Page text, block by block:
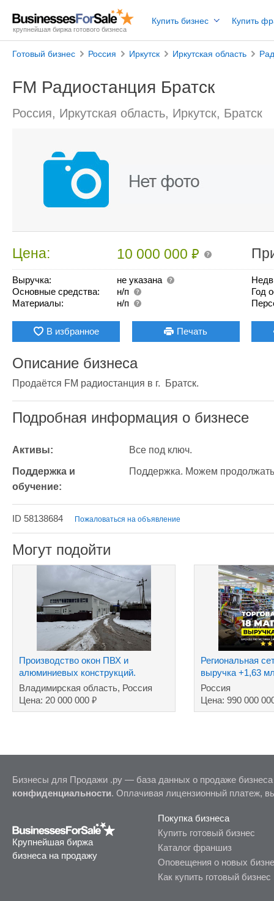
крупнейшая биржа готового бизнеса
Купить бизнес Купить
Готовый бизнес Россия Иркутск Иркутская область
FM Радиостанция Братск
Россия, Иркутская область, Иркутск, Братск
Цена: 10 000 000₽
Выручка:
не указана
Основные средства:
н/п
Материалы:
н/п
Год
В избранное Печать
Описание бизнеса
Продаётся FM радиостанция в г.  Братск.
Подробная информация о бизнесе
Активы: Все под ключ.
Поддержка и
обучение:
Поддержка. Можем
ID 58138684 Пожаловаться на объявление
Могут подойти
Производство окон ПВХ и
алюминиевых конструкций.
Владимирская область, Россия
Цена: 20 000 000 ₽
Региональная
выручка +1,63
Россия
Цена: 990 000
Бизнесы для Продажи .ру — база данных о продаже
конфиденциальности. Оплачивая лицензионный платеж,
Крупнейшая биржа
бизнеса на продажу
Покупка бизнеса
Купить готовый бизнес
Каталог франшиз
Оповещения о новых
Как купить готовый бизнес